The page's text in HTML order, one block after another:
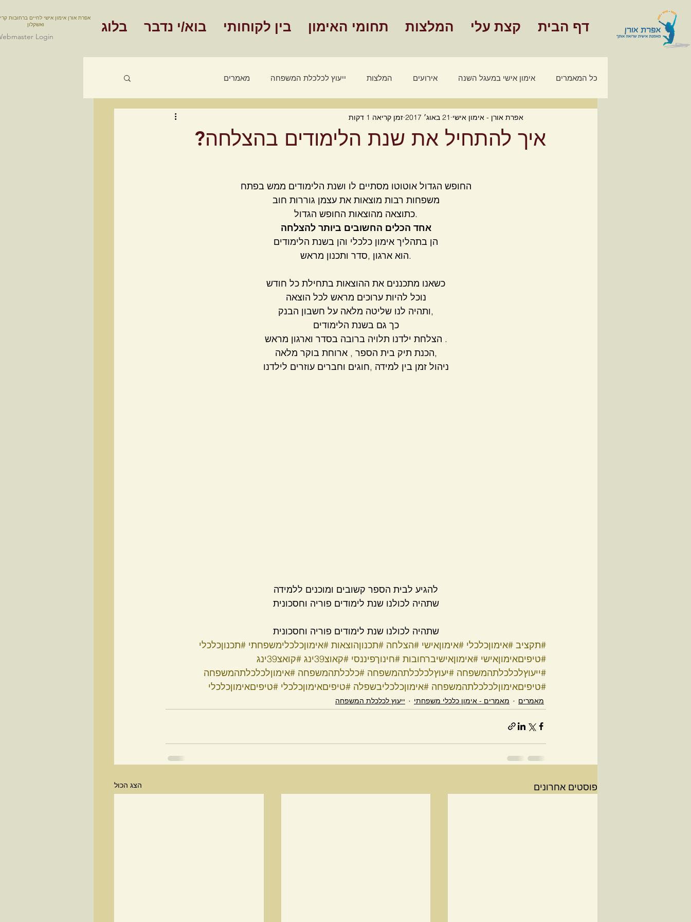
דף הבית קצת עלי המלצות תחומי האימון בין לקוחותי בוא/י נדבר בלוג
אפרת אורן אימון אישי לחיים ברחובות
ואשקלון
Login
כל המאמרים אימון אישי במעגל השנה אירועים המלצות ייעוץ לכלכלת המשפחה מאמרים
מאמרים - אימון כלכלי משפחתי מאמרים אימון אישי סרטונים - אימון אישי אימון תעסוקתי
איך להתחיל את שנת הלימודים בהצלחה?
אפרת אורן - אימון אישי 21 באוג׳ 2017 זמן קריאה 1 דקות
החופש הגדול אוטוטו מסתיים לו ושנת הלימודים ממש בפתח
משפחות רבות מוצאות את עצמן גוררות חוב
.כתוצאה מהוצאות החופש הגדול
אחד הכלים החשובים ביותר להצלחה
הן בתהליך אימון כלכלי והן בשנת הלימודים
.הוא ארגון ,סדר ותכנון מראש
כשאנו מתכננים את ההוצאות בתחילת כל חודש
נוכל להיות ערוכים מראש לכל הוצאה
,ותהיה לנו שליטה מלאה על חשבון הבנק
כך גם בשנת הלימודים
. הצלחת ילדנו תלויה ברובה בסדר וארגון מראש
,הכנת תיק בית הספר , ארוחת בוקר מלאה
ניהול זמן בין למידה ,חוגים וחברים עוזרים לילדנו
להגיע לבית הספר קשובים ומוכנים ללמידה
שתהיה לכולנו שנת לימודים פוריה וחסכונית
שתהיה לכולנו שנת לימודים פוריה וחסכונית
#תקציב #אימוןכלכלי #אימוןאישי #הצלחה #תכנוןהוצאות #אימוןכלכלימשפחתי #תכנוןכלכלי
#טיפיםאימוןאישי #אימוןאישיברחובות #חינוךפיננסי #קאוצ39ינג
#קואצ39ינג
#ייעוץלכלכלתהמשפחה #יעוץלכלכלתהמשפחה #כלכלתהמשפחה #אימוןלכלכלתהמשפחה
#טיפיםאימוןלכלכלתהמשפחה #אימוןכלכליבשפלה #טיפיםאימוןכלכלי #טיפיםאימוןכלכלי
מאמרים מאמרים - אימון כלכלי משפחתי ייעוץ לכלכלת המשפחה
פוסטים אחרונים הצג הכול